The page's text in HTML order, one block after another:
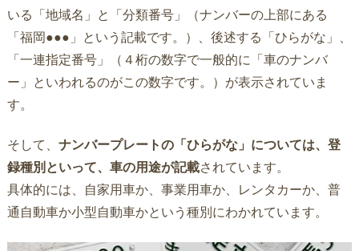
いる「地域名」と「分類番号」（ナンバーの上部にある
「福岡●●●」という記載です。）、後述する「ひらがな」、
「一連指定番号」（４桁の数字で一般的に「車のナンバ
ー」といわれるのがこの数字です。）が表示されていま
す。
そして、 ナンバープレートの「ひらがな」については、登
録種別といって、車の用途が記載されています。
具体的には、自家用車か、事業用車か、レンタカーか、普
通自動車か小型自動車かという種別にわかれています。